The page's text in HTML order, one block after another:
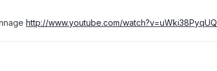
http://www.youtube.com/watch?v=uWki38PyqUQ